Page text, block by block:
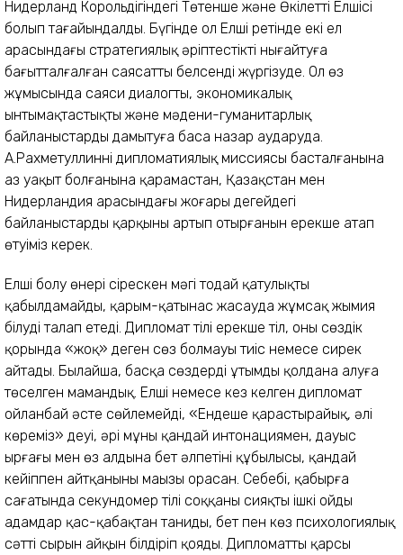
Нидерланд Корольдігіндегі Төтенше және Өкілетті Елшісі
болып тағайындалды. Бүгінде ол Елші ретінде екі ел
арасындағы стратегиялық әріптестікті нығайтуға
бағытталғалған саясатты белсенді жүргізуде. Ол өз
жұмысында саяси диалогты, экономикалық
ынтымақтастықты және мәдени-гуманитарлық
байланыстарды дамытуға баса назар аударуда.
А.Рахметуллиннің дипломатиялық миссиясы басталғанына
аз уақыт болғанына қарамастан, Қазақстан мен
Нидерландия арасындағы жоғары деңгейдегі
байланыстардың қарқыны артып отырғанын ерекше атап
өтуіміз керек.
Елші болу өнері сірескен мәңгі тоңдай қатулықты
қабылдамайды, қарым-қатынас жасауда жұмсақ жымия
білуді талап етеді. Дипломат тілі ерекше тіл, оның сөздік
қорында «жоқ» деген сөз болмауы тиіс немесе сирек
айтады. Былайша, басқа сөздерді ұтымды қолдана алуға
төселген мамандық. Елші немесе кез келген дипломат
ойланбай әсте сөйлемейді, «Ендеше қарастырайық, әлі
көреміз» деуі, әрі мұны қандай интонациямен, дауыс
ырғағы мен өз алдына бет әлпетінің құбылысы, қандай
кейіппен айтқанының маңызы орасан. Себебі, қабырға
сағатында секундомер тілі соққаны сияқты ішкі ойды
адамдар қас-қабақтан таниды, бет пен көз психологиялық
сәттің сырын айқын білдіріп қояды. Дипломаттың қарсы